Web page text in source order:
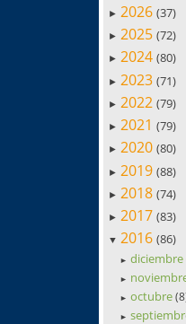
► 2026 (37)
► 2025 (72)
► 2024 (80)
► 2023 (71)
► 2022 (79)
► 2021 (79)
► 2020 (80)
► 2019 (88)
► 2018 (74)
► 2017 (83)
▼ 2016 (86)
► diciembre
►
► octubre
►